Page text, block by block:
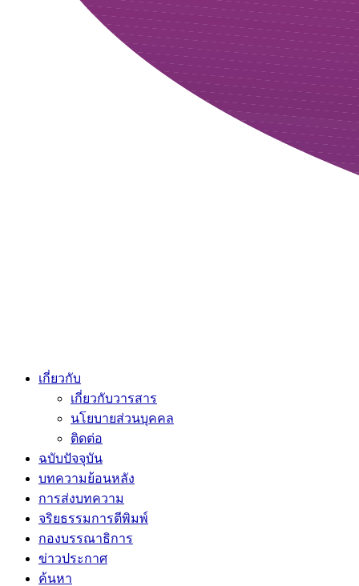
เกี่ยวกับ
เกี่ยวกับวารสาร
นโยบายส่วนบุคคล
ติดต่อ
ฉบับปัจจุบัน
บทความย้อนหลัง
การส่งบทความ
จริยธรรมการตีพิมพ์
กองบรรณาธิการ
ข่าวประกาศ
ค้นหา